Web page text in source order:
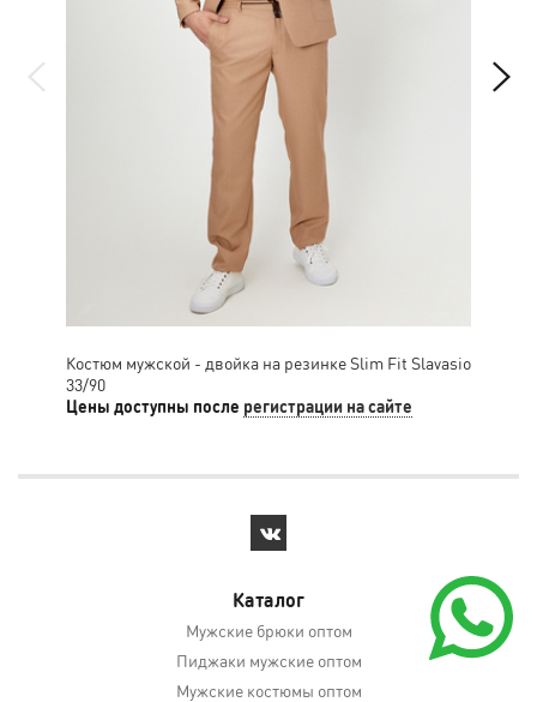
Костюм мужской - двойка на резинке Slim Fit Slavasio
33/90
Цены доступны после регистрации на сайте
Каталог
Мужские брюки оптом
Пиджаки мужские оптом
Мужские костюмы оптом